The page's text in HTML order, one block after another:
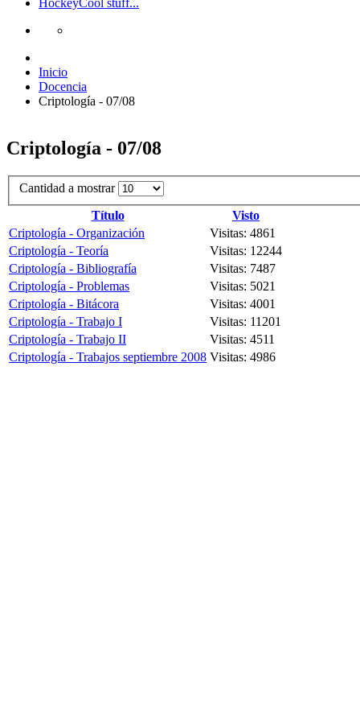
Inicio
Docencia
Criptología - 07/08
Criptología - 07/08
Cantidad a mostrar
Título
Visto
Criptología - Organización
Visitas: 4861
Criptología - Teoría
Visitas: 12244
Criptología - Bibliografía
Visitas: 7487
Criptología - Problemas
Visitas: 5021
Criptología - Bitácora
Visitas: 4001
Criptología - Trabajo I
Visitas: 11201
Criptología - Trabajo II
Visitas: 4511
Criptología - Trabajos septiembre 2008 Visitas: 4986